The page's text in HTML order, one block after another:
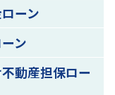
ーン
ン
動産担保ロー